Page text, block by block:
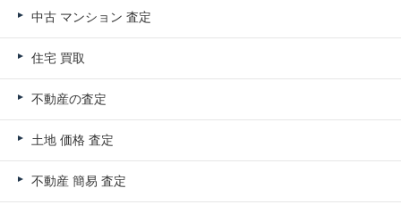
中古 マンション 査定
住宅 買取
不動産の査定
土地 価格 査定
不動産 簡易 査定